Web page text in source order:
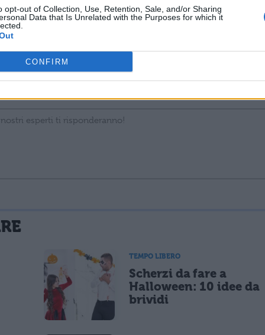
opt-out of Collection, Use, Retention, Sale, and/or Sharing
Data that Is Unrelated with the Purposes for which it
CONFIRM
cookie salvi i tuoi dati (nome, email) per il prossimo commento.
di marketing diretto con modalità automatizzate o tradizionali
TEMPO LIBERO
Scherzi da fare a
Halloween: 10 idee da
brividi